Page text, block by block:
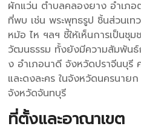
ผักแว่น ตำบลคลองยาง อำเภ
ที่พบ เช่น พระพุทธรูป ชิ้นส่วนเ
หม้อ ไห ฯลฯ ชี้ให้เห็นการเป็นชุม
วัฒนธรรม ทั้งยังมีความสัมพัน
ง อำเภอนาดี จังหวัดปราจีนบุรี
และดงละคร ในจังหวัดนครนาย
จังหวัดจันทบุรี
ที่ตั้งและอาณาเขต